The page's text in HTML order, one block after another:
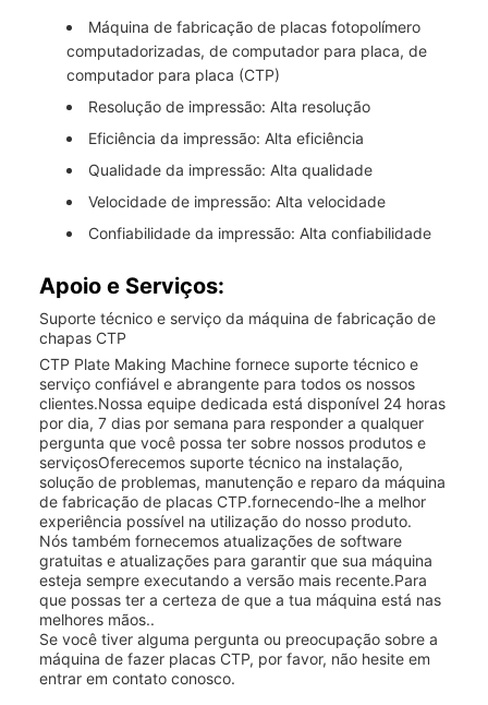
Máquina de fabricação de placas fotopolímero
computadorizadas, de computador para placa, de
computador para placa (CTP)
Resolução de impressão: Alta resolução
Eficiência da impressão: Alta eficiência
Qualidade da impressão: Alta qualidade
Velocidade de impressão: Alta velocidade
Confiabilidade da impressão: Alta confiabilidade
Apoio e Serviços:
Suporte técnico e serviço da máquina de fabricação de
chapas CTP
CTP Plate Making Machine fornece suporte técnico e
serviço confiável e abrangente para todos os nossos
clientes.Nossa equipe dedicada está disponível 24 horas
por dia, 7 dias por semana para responder a qualquer
pergunta que você possa ter sobre nossos produtos e
serviçosOferecemos suporte técnico na instalação,
solução de problemas, manutenção e reparo da máquina
de fabricação de placas CTP.fornecendo-lhe a melhor
experiência possível na utilização do nosso produto.
Nós também fornecemos atualizações de software
gratuitas e atualizações para garantir que sua máquina
esteja sempre executando a versão mais recente.Para
que possas ter a certeza de que a tua máquina está nas
melhores mãos..
Se você tiver alguma pergunta ou preocupação sobre a
máquina de fazer placas CTP, por favor, não hesite em
entrar em contato conosco.